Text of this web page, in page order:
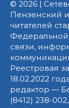
© 2026 |
Пензенский
читателей
связи,
Реестровая
18.02.2022
редактор —
(8412) 238-